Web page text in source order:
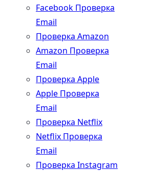
Facebook Проверка
Email
Проверка Amazon
Amazon Проверка
Email
Проверка Apple
Apple Проверка
Email
Проверка Netflix
Netflix Проверка
Email
Проверка Instagram